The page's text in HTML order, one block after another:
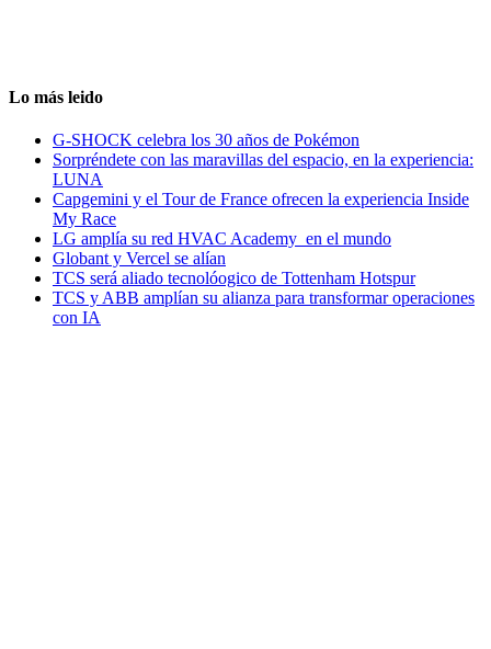
Lo más leido
G-SHOCK celebra los 30 años de Pokémon
Sorpréndete con las maravillas del espacio, en la experiencia:
LUNA
Capgemini y el Tour de France ofrecen la experiencia Inside
My Race
LG amplía su red HVAC Academy en el mundo
Globant y Vercel se alían
TCS será aliado tecnolóogico de Tottenham Hotspur
TCS y ABB amplían su alianza para transformar operaciones
con IA